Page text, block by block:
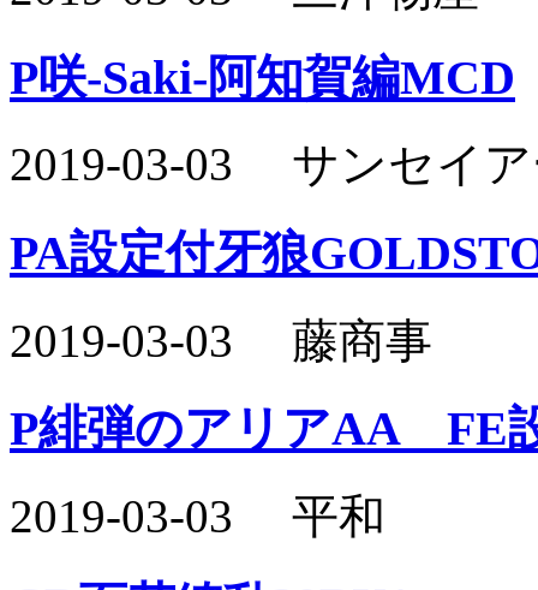
P咲-Saki-阿知賀編MCD
2019-03-03 サンセイ
PA設定付牙狼
2019-03-03 藤商事
P緋弾のアリアAA FE
2019-03-03 平和